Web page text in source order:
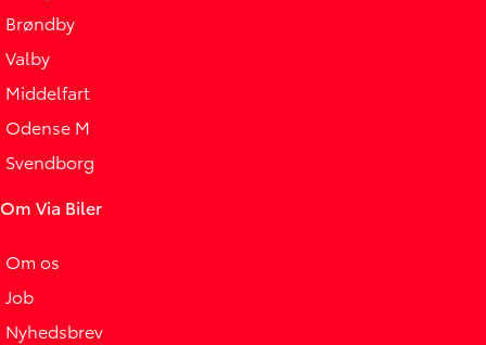
Brøndby
Valby
Middelfart
Odense M
Svendborg
Om Via Biler
Om os
Job
Nyhedsbrev